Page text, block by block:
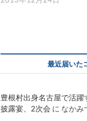
最近届いた
豊根村出身名古屋で活躍
披露宴、2次会 に なかみ